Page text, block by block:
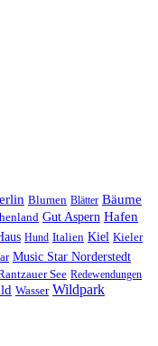
Blumen Blätter Bäume
Gut Aspern Hafen
Hund Italien Kiel Kieler
Music Star Norderstedt
See Redewendungen
Wasser Wildpark